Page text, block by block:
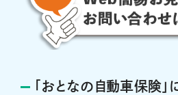
「おとなの自動車保険